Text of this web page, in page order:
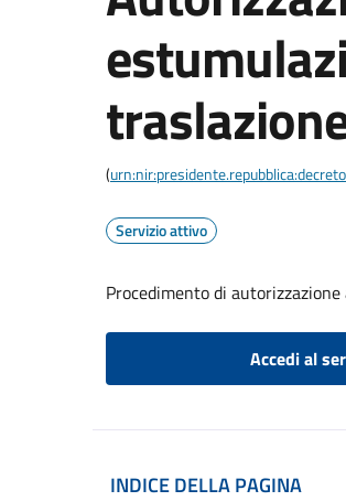
(
Servizio attivo
Procedimento di
Accedi al
INDICE DELLA PAGINA